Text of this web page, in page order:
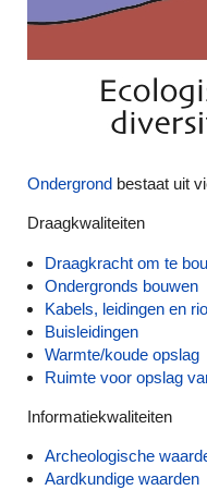
Ondergrond bestaat uit
Draagkwaliteiten
Draagkracht om te
Ondergronds bouwen
Kabels, leidingen en
Buisleidingen
Warmte/koude opslag
Ruimte voor opslag
Informatiekwaliteiten
Archeologische
Aardkundige waarden